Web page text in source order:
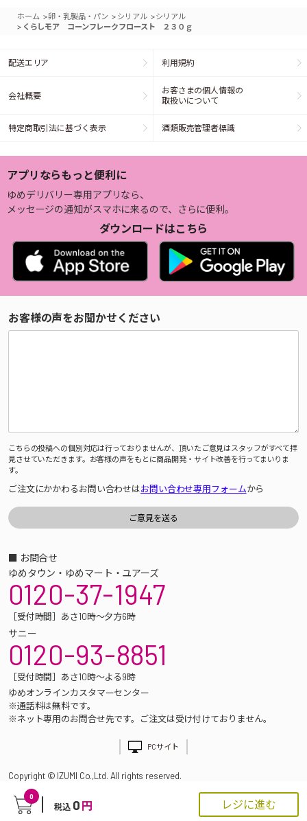
0
税込 0 円 レジに進む
ホーム >卵・乳製品・パン > シリアル >シリアル
> くらしモア コーンフレークフロースト ２３０ｇ
配送エリア 利用規約
会社概要
お客さまの個人情報の
取扱いについて
特定商取引法に基づく表示 酒類販売管理者標識
アプリならもっと便利に
ゆめデリバリー専用アプリなら、
メッセージの通知がスマホに来るので、さらに便利。
ダウンロードはこちら
お客様の声をお聞かせください
こちらの投稿への個別対応は行っておりませんが、頂いたご意見はスタッフがすべて拝
見させていただきます。お客様の声をもとに商品開発・サイト改善を行ってまいりま
す。
ご注文にかかわるお問い合わせはお問い合わせ専用フォームから
■ お問合せ
ゆめタウン・ゆめマート・ユアーズ
0120-37-1947
［受付時間］あさ10時～夕方6時
サニー
0120-93-8851
［受付時間］あさ10時～よる9時
ゆめオンラインカスタマーセンター
※通話料は無料です。
※ネット専用のお問合せ先です。ご注文は受け付けておりません。
PCサイト
Copyright © IZUMI Co.,Ltd. All rights reserved.